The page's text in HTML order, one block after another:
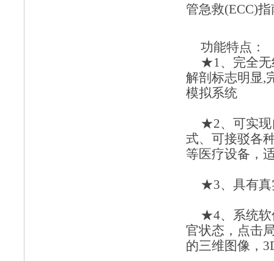
管急救(ECC)
功能特点：
★1、完全无
解剖标志明显,
模拟系统
★2、可实现
式、可接驳各
等医疗设备，
★3、具有真
★4、系统软
官状态，点击
的三维图像，